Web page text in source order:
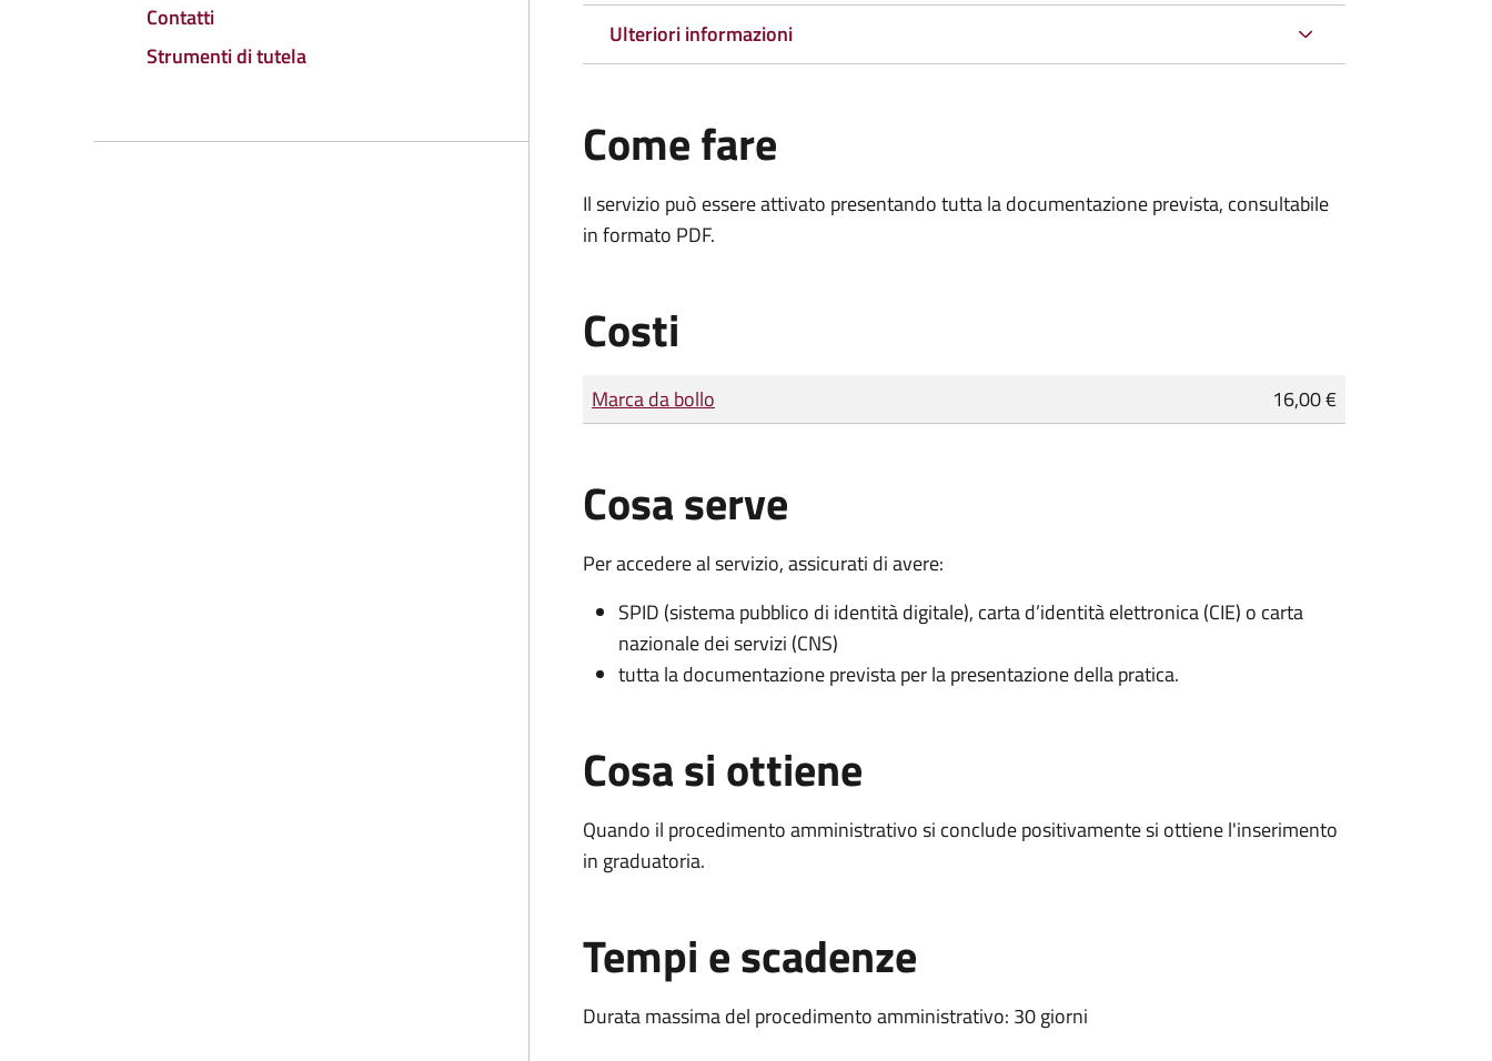
Contatti
Strumenti di tutela
Ulteriori informazioni
Come fare
Il servizio può essere attivato presentando tutta la documentazione prevista, consultabile
in formato PDF.
Costi
Tipo di pagamento
Importo
Marca da bollo 16,00 €
Cosa serve
Per accedere al servizio, assicurati di avere:
SPID (sistema pubblico di identità digitale), carta d’identità elettronica (CIE) o carta
nazionale dei servizi (CNS)
tutta la documentazione prevista per la presentazione della pratica.
Cosa si ottiene
Quando il procedimento amministrativo si conclude positivamente si ottiene l'inserimento
in graduatoria.
Tempi e scadenze
Durata massima del procedimento amministrativo: 30 giorni